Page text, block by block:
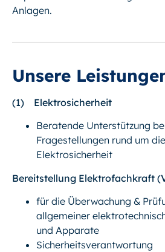
Anlagen.
Unsere
(1) Elektrosicherheit
Beratende Unterstützung
Fragestellungen rund um die
Elektrosicherheit
Bereitstellung Elektrofachkraft
für die Überwachung &
allgemeiner
und Apparate
Sicherheitsverantwortung